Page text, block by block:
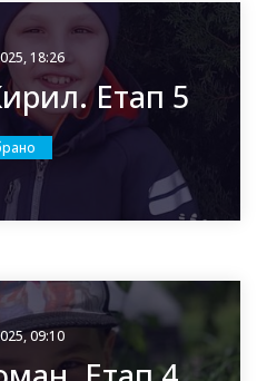
18:26
Етап 5
09:10